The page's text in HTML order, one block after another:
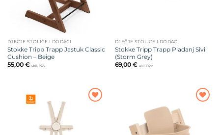
DJEČJE STOLICE I DODACI
Stokke Tripp Trapp Jastuk Classic
Cushion – Beige
55,00 € uklj. PDV
DJEČJE STOLICE I DODACI
Stokke Tripp Trapp Pladanj Sivi
(Storm Grey)
69,00 € uklj. PDV